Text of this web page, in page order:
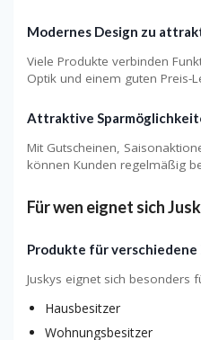
Modernes Design zu
Viele Produkte verbinden
Optik und einem guten Preis-
Attraktive
Mit Gutscheinen,
können Kunden regelmäßig
Für wen eignet sich
Produkte für
Juskys eignet sich besonders
Hausbesitzer
Wohnungsbesitzer